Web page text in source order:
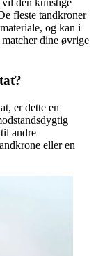
den kunstige
fleste tandkroner
og kan i
dine øvrige
er dette en
andre
eller en